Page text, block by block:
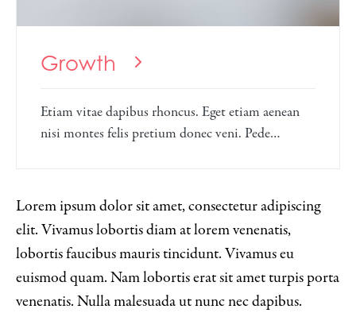
Growth
Etiam vitae dapibus rhoncus. Eget etiam aenean
nisi montes felis pretium donec veni. Pede…
Lorem ipsum dolor sit amet, consectetur adipiscing
elit. Vivamus lobortis diam at lorem venenatis,
lobortis faucibus mauris tincidunt. Vivamus eu
euismod quam. Nam lobortis erat sit amet turpis porta
venenatis. Nulla malesuada ut nunc nec dapibus.